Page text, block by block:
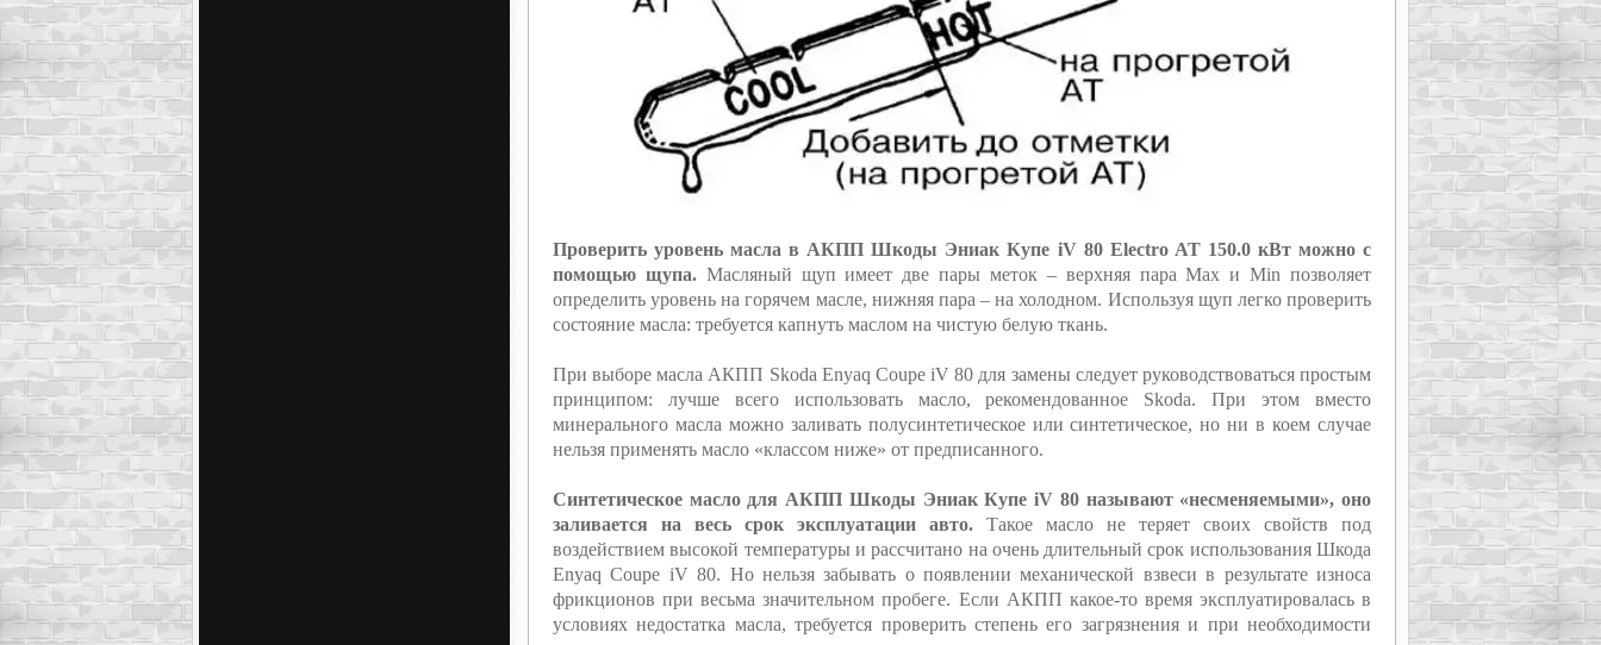
Проверить уровень масла в АКПП Шкоды Эниак Купе iV 80 Electro AT 150.0 кВт можно с
помощью щупа.Масляный щуп имеет две пары меток – верхняя пара Max и Min позволяет
определить уровень на горячем масле, нижняя пара – на холодном. Используя щуп легко проверить
состояние масла: требуется капнуть маслом на чистую белую ткань.
При выборе масла АКПП Skoda Enyaq Coupe iV 80 для замены следует руководствоваться простым
принципом: лучше всего использовать масло, рекомендованное Skoda. При этом вместо
минерального масла можно заливать полусинтетическое или синтетическое, но ни в коем случае
нельзя применять масло «классом ниже» от предписанного.
Синтетическое масло для АКПП Шкоды Эниак Купе iV 80 называют «несменяемыми», оно
заливается на весь срок эксплуатации авто. Такое масло не теряет своих свойств под
воздействием высокой температуры и рассчитано на очень длительный срок использования Шкода
Enyaq Coupe iV 80. Но нельзя забывать о появлении механической взвеси в результате износа
фрикционов при весьма значительном пробеге. Если АКПП какое-то время эксплуатировалась в
условиях недостатка масла, требуется проверить степень его загрязнения и при необходимости